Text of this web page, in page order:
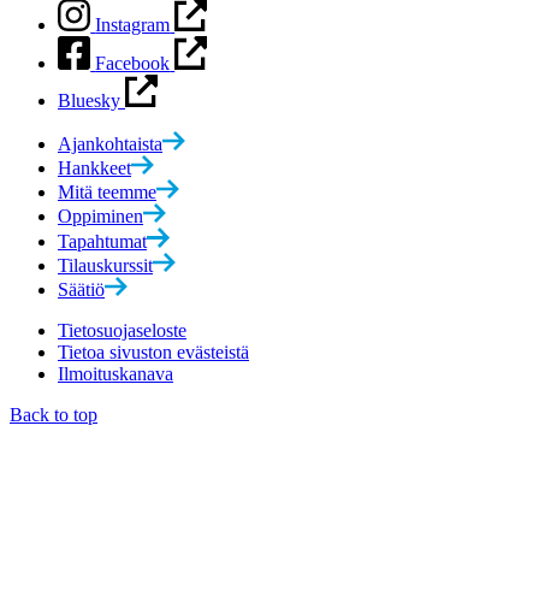
Instagram
Facebook
Bluesky
Ajankohtaista
Hankkeet
Mitä teemme
Oppiminen
Tapahtumat
Tilauskurssit
Säätiö
Tietosuojaseloste
Tietoa sivuston evästeistä
Ilmoituskanava
Back to top